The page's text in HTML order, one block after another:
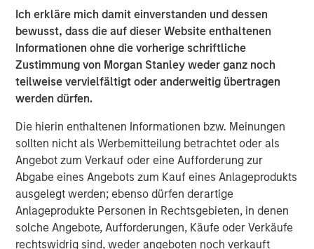
Ich erkläre mich damit einverstanden und dessen
bewusst, dass die auf dieser Website enthaltenen
Informationen ohne die vorherige schriftliche
Zustimmung von Morgan Stanley weder ganz noch
teilweise vervielfältigt oder anderweitig übertragen
werden dürfen.
Die hierin enthaltenen Informationen bzw. Meinungen
sollten nicht als Werbemitteilung betrachtet oder als
Angebot zum Verkauf oder eine Aufforderung zur
Abgabe eines Angebots zum Kauf eines Anlageprodukts
ausgelegt werden; ebenso dürfen derartige
Anlageprodukte Personen in Rechtsgebieten, in denen
solche Angebote, Aufforderungen, Käufe oder Verkäufe
rechtswidrig sind, weder angeboten noch verkauft
“My vision has always been to provide enterprises with
cloud-like simplicity for their many fragmented
applications and data – backup, test and development,
analytics, and more,” said Cohesity CEO and Founder
Mohit Aron. “Cohesity has built significant momentum
and market share during the last 12 months and we are
just getting started. We succeed because our customers
are some of the world’s brightest and most fanatical IT
organizations and are an extension of our development
efforts.”
Accelerated Enterprise Adoption Drives Company
Momentum
Accelerating enterprise adoption: Over 200 new